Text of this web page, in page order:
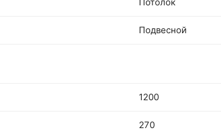
Подвесной
1200
270